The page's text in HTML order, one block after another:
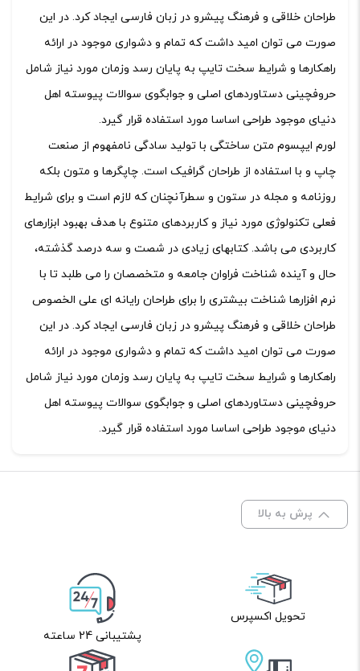
طراحان خلاقی و فرهنگ پیشرو در زبان فارسی ایجاد کرد. در این
صورت می توان امید داشت که تمام و دشواری موجود در ارائه
راهکارها و شرایط سخت تایپ به پایان رسد وزمان مورد نیاز شامل
حروفچینی دستاوردهای اصلی و جوابگوی سوالات پیوسته اهل
دنیای موجود طراحی اساسا مورد استفاده قرار گیرد.
لورم ایپسوم متن ساختگی با تولید سادگی نامفهوم از صنعت
چاپ و با استفاده از طراحان گرافیک است. چاپگرها و متون بلکه
روزنامه و مجله در ستون و سطرآنچنان که لازم است و برای شرایط
فعلی تکنولوژی مورد نیاز و کاربردهای متنوع با هدف بهبود ابزارهای
کاربردی می باشد. کتابهای زیادی در شصت و سه درصد گذشته،
حال و آینده شناخت فراوان جامعه و متخصصان را می طلبد تا با
نرم افزارها شناخت بیشتری را برای طراحان رایانه ای علی الخصوص
طراحان خلاقی و فرهنگ پیشرو در زبان فارسی ایجاد کرد. در این
صورت می توان امید داشت که تمام و دشواری موجود در ارائه
راهکارها و شرایط سخت تایپ به پایان رسد وزمان مورد نیاز شامل
حروفچینی دستاوردهای اصلی و جوابگوی سوالات پیوسته اهل
دنیای موجود طراحی اساسا مورد استفاده قرار گیرد.
پرش به بالا
تحویل اکسپرس
پشتیبانی 24 ساعته